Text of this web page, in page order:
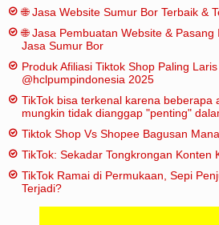
🌐 Jasa Website Sumur Bor Terbaik &
🌐 Jasa Pembuatan Website &
Jasa Sumur Bor
Produk Afiliasi Tiktok Shop Paling
@hclpumpindonesia 2025
TikTok bisa terkenal karena beberapa
mungkin tidak dianggap "penting"
Tiktok Shop Vs Shopee Bagusan Mana
TikTok: Sekadar Tongkrongan Konten
TikTok Ramai di Permukaan, Sepi
Terjadi?